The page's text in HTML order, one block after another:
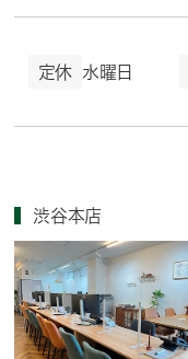
定休 水曜日
渋谷本店